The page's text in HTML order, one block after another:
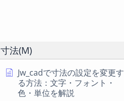
寸法(M)
Jw_cadで寸法の設定を変更す
る方法：文字・フォント・
色・単位を解説